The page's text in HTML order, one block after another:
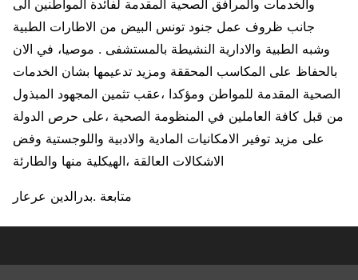
والخدمات والمرافق الصحية المقدمة لفائدة المواطنين الى
جانب ظروف عمل جنود تونس البيض من الاطارات الطبية
وشبه الطبية والادارية النشيطة بالمستشفى . موصيا، في الان
بالحفاظ على المكاسب المحققة ومزيد تدعيمها بشان الخدمات
الصحية المقدمة للمواطن ومؤكدا ،عقب تثمين المجهود المبذول
من قبل كافة العاملين في المنظومة الصحية ،على حرص الدولة
على مزيد توفير الامكانيات المادية والادبية واللوجستية وفض
الاشكالات العالقة ،الهيكلية منها والطارئة
متابعة .بدرالدين عرعار